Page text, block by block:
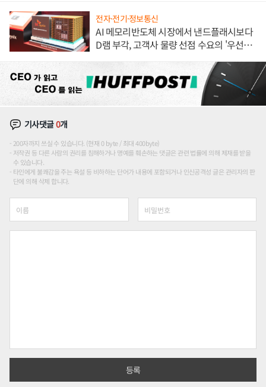
전자·전기·정보통신
AI 메모리반도체 시장에서 낸드플래시보다
D램 부각, 고객사 물량 선점 수요의 '우선순
기사댓글0개
200자까지 쓰실 수 있습니다. (현재 0 byte / 최대 400byte)
저작권 등 다른 사람의 권리를 침해하거나 명예를 훼손하는 댓글은 관련 법률에 의해 제재를 받을
수 있습니다.
타인에게 불쾌감을 주는 욕설 등 비하하는 단어가 내용에 포함되거나 인신공격성 글은 관리자의 판
단에 의해 삭제 합니다.